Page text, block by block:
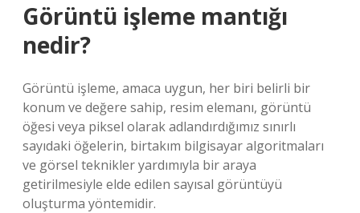
Görüntü işleme mantığı
nedir?
Görüntü işleme, amaca uygun, her biri belirli bir
konum ve değere sahip, resim elemanı, görüntü
öğesi veya piksel olarak adlandırdığımız sınırlı
sayıdaki öğelerin, birtakım bilgisayar algoritmaları
ve görsel teknikler yardımıyla bir araya
getirilmesiyle elde edilen sayısal görüntüyü
oluşturma yöntemidir.